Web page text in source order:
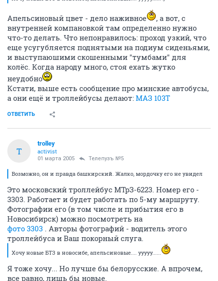
Апельсиновый цвет - дело наживное
, а вот, с
внутренней компановкой там определенно нужно
что-то делать. Что непонравилось: проход узкий, что
еще усугубляется поднятыми на подиум сиденьями,
и выступаюшими скошенными "тумбами" для
колёс. Когда народу много, стоя ехать жутко
неудобно
Кстати, выше есть сообщение про минские автобусы,
а они ещё и троллейбусы делают: МАЗ 103Т
ОТВЕТИТЬ
T
trolley
activist
01 марта 2005 Телепузъ №5
Возможно, он и правда башкирский. Жалко, мордочку его не увидел
Это московский троллейбус МТрЗ-6223. Номер его -
3303. Работает и будет работать по 5-му маршруту.
Фотографии его (в том числе и прибытия его в
Новосибирск) можно посмотреть на
фото 3303 . Авторы фотографий - водитель этого
троллейбуса и Ваш покорный слуга.
Хочу новые БТЗ в новосибе, апельсиновые.... ууууу......
Я тоже хочу... Но лучше бы белорусские. А впрочем,
все равно, лишь бы новые.